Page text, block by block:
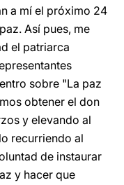
a mí el próximo 24
Así pues, me
el patriarca
sobre "La paz
obtener el don
y elevando al
recurriendo al
de instaurar
y hacer que